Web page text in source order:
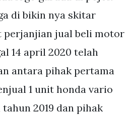
di bikin nya skitar
perjanjian jual beli motor
14 april 2020 telah
antara pihak pertama
1 unit honda vario
2019 dan pihak